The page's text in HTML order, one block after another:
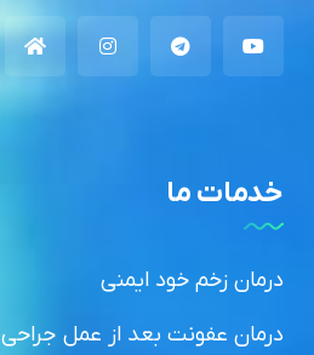
خدمات ما
درمان زخم خود ایمنی
درمان عفونت بعد از عمل جراحی